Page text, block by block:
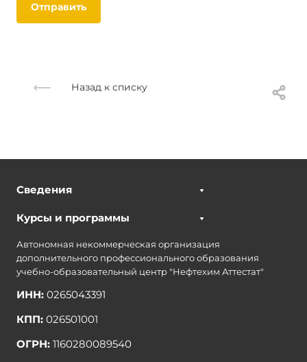
Отправить
Назад к списку
Сведения
Курсы и программы
Автономная некоммерческая организация
дополнительного профессионального образования
учебно-образовательный центр "Нефтехим Аттестат"
ИНН: 0265043391
КПП: 026501001
ОГРН: 1160280089540